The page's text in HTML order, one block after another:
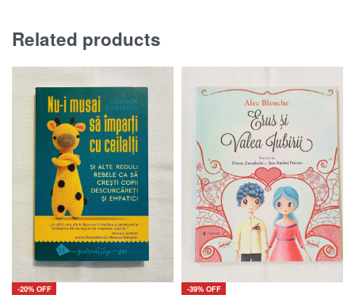
Related products
-20% OFF -39% OFF